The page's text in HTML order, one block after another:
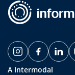
A Intermodal